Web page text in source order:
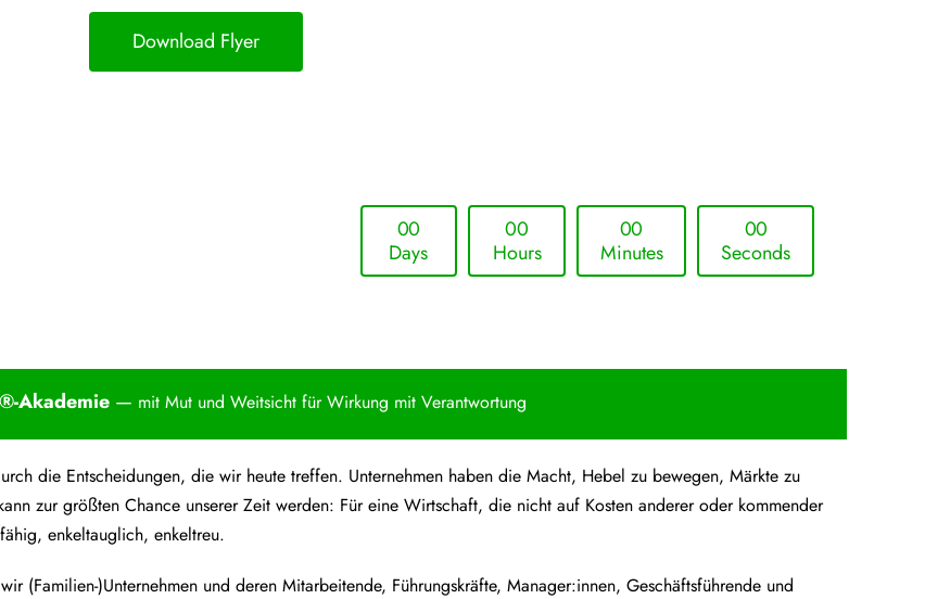
Download Flyer
00
Days
00
Hours
00
Minutes
00
Seconds
Akademie— mit Mut und Weitsicht für Wirkung mit Verantwortung
die Entscheidungen, die wir heute treffen. Unternehmen haben die Macht, Hebel zu bewegen, Märkte zu
zur größten Chance unserer Zeit werden: Für eine Wirtschaft, die nicht auf Kosten anderer oder kommender
enkeltauglich, enkeltreu.
(Familien-)Unternehmen und deren Mitarbeitende, Führungskräfte, Manager:innen, Geschäftsführende und